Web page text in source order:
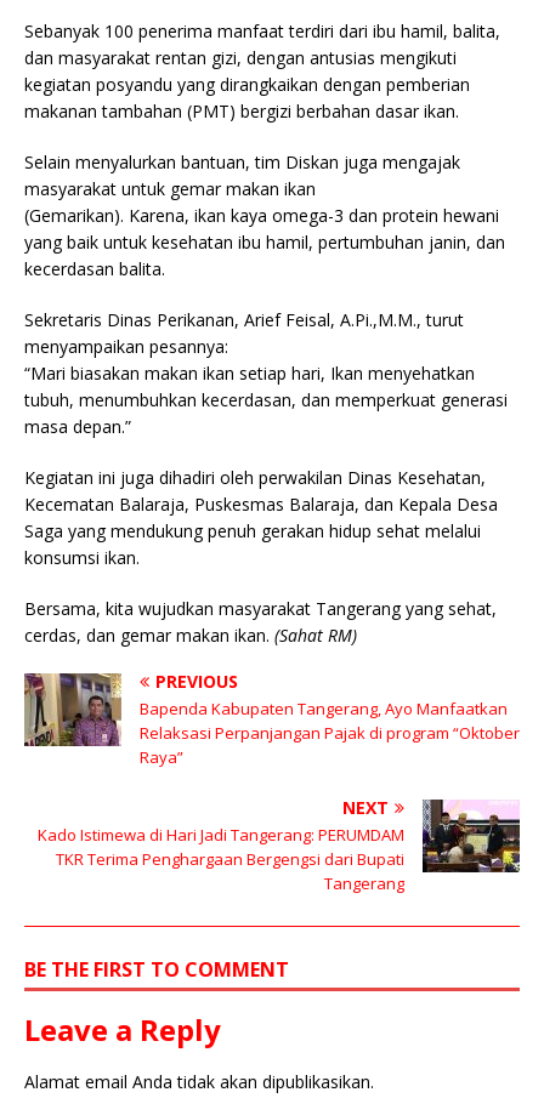
Sebanyak 100 penerima manfaat terdiri dari ibu hamil, balita,
dan masyarakat rentan gizi, dengan antusias mengikuti
kegiatan posyandu yang dirangkaikan dengan pemberian
makanan tambahan (PMT) bergizi berbahan dasar ikan.
Selain menyalurkan bantuan, tim Diskan juga mengajak
masyarakat untuk gemar makan ikan
(Gemarikan). Karena, ikan kaya omega-3 dan protein hewani
yang baik untuk kesehatan ibu hamil, pertumbuhan janin, dan
kecerdasan balita.
Sekretaris Dinas Perikanan, Arief Feisal, A.Pi.,M.M., turut
menyampaikan pesannya:
“Mari biasakan makan ikan setiap hari, Ikan menyehatkan
tubuh, menumbuhkan kecerdasan, dan memperkuat generasi
masa depan.”
Kegiatan ini juga dihadiri oleh perwakilan Dinas Kesehatan,
Kecematan Balaraja, Puskesmas Balaraja, dan Kepala Desa
Saga yang mendukung penuh gerakan hidup sehat melalui
konsumsi ikan.
Bersama, kita wujudkan masyarakat Tangerang yang sehat,
cerdas, dan gemar makan ikan. (Sahat RM)
PREVIOUS
Bapenda Kabupaten Tangerang, Ayo Manfaatkan
Relaksasi Perpanjangan Pajak di program “Oktober
Raya”
NEXT
Kado Istimewa di Hari Jadi Tangerang: PERUMDAM
TKR Terima Penghargaan Bergengsi dari Bupati
Tangerang
BE THE FIRST TO COMMENT
Leave a Reply
Alamat email Anda tidak akan dipublikasikan.